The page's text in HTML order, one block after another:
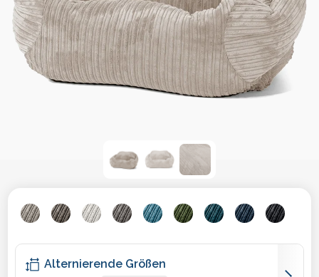
Alternierende Größen